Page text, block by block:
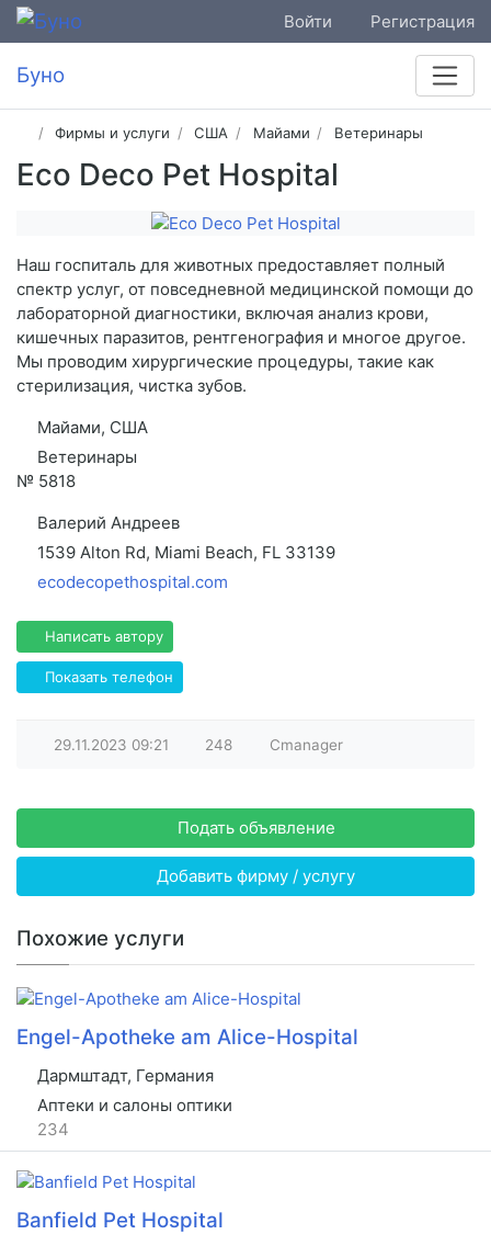
Войти Регистрация
Буно
Фирмы и услуги США Майами Ветеринары
Eco Deco Pet Hospital
Наш госпиталь для животных предоставляет полный
спектр услуг, от повседневной медицинской помощи до
лабораторной диагностики, включая анализ крови,
кишечных паразитов, рентгенография и многое другое.
Мы проводим хирургические процедуры, такие как
стерилизация, чистка зубов.
Майами, США
Ветеринары
№ 5818
Валерий Андреев
1539 Alton Rd, Miami Beach, FL 33139
ecodecopethospital.com
Написать автору
Показать телефон
29.11.2023 09:21 248 Cmanager
Подать объявление
Добавить фирму / услугу
Похожие услуги
Engel-Apotheke am Alice-Hospital
Дармштадт, Германия
Аптеки и салоны оптики
234
Banfield Pet Hospital